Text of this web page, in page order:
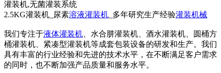
2.5KG灌装机_尿素溶液灌装机 _多年研究生产经验灌装机械
我们专注于液体灌装机 、水合肼灌装机、酒水灌装机、圆桶方
桶灌装机、紧凑型灌装机等成套包装设备的研发和生产。我们
具有丰富的行业经验和先进的技术水平，在不断满足客户需求
的同时，也不断加强产品质量和服务水平。